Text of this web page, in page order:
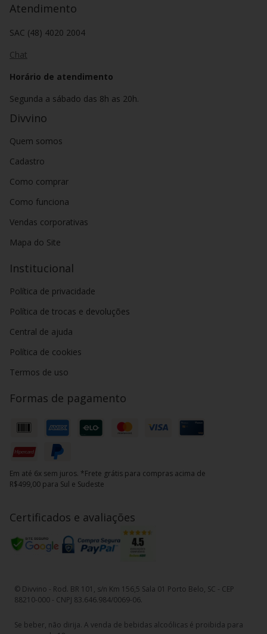
Atendimento
SAC (48) 4020 2004
Chat
Horário de atendimento
Segunda a sábado das 8h as 20h.
Divvino
Quem somos
Cadastro
Como comprar
Como funciona
Vendas corporativas
Mapa do Site
Institucional
Política de privacidade
Política de trocas e devoluções
Central de ajuda
Política de cookies
Termos de uso
Formas de pagamento
Em até 6x sem juros. *Frete grátis para compras acima de
R$499,00 para Sul e Sudeste
Certificados e avaliações
© Divvino - Rod. BR 101, s/n Km 156,5 Sala 01 Porto Belo, SC - CEP
88210-000 - CNPJ 83.646.984/0069-06.
Se beber, não dirija. A venda de bebidas alcoólicas é proibida para